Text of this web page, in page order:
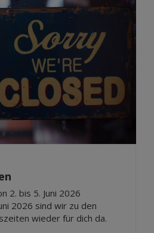
Jul 2026
Mai 2026
Apr 2026
Mär 2026
Feb 2026
Jan 2026
Dez 2025
Nov 2025
2. bis 5. Juni 2026
2026 sind wir zu den
wieder für dich da.